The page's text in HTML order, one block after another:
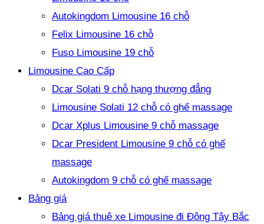
Autokingdom Limousine 16 chỗ
Felix Limousine 16 chỗ
Fuso Limousine 19 chỗ
Limousine Cao Cấp
Dcar Solati 9 chỗ hạng thượng đẳng
Limousine Solati 12 chỗ có ghế massage
Dcar Xplus Limousine 9 chỗ massage
Dcar President Limousine 9 chỗ có ghế
massage
Autokingdom 9 chỗ có ghế massage
Bảng giá
Bảng giá thuê xe Limousine đi Đông Tây Bắc